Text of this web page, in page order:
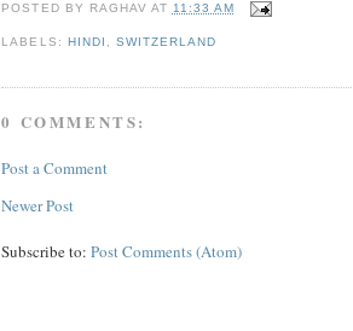
POSTED BY RAGHAV AT 11:33 AM
LABELS: HINDI SWITZERLAND
0 COMMENTS:
Post a Comment
Newer Post
Subscribe to:Post Comments (Atom)